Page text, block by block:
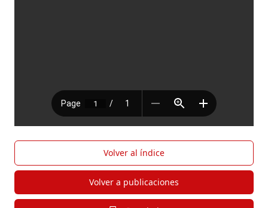
Volver al índice
Volver a publicaciones